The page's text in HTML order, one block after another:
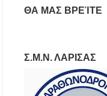
ΘΑ ΜΑΣ ΒΡΕΊΤΕ
Σ.Μ.Ν. ΛΑΡΙΣΑΣ